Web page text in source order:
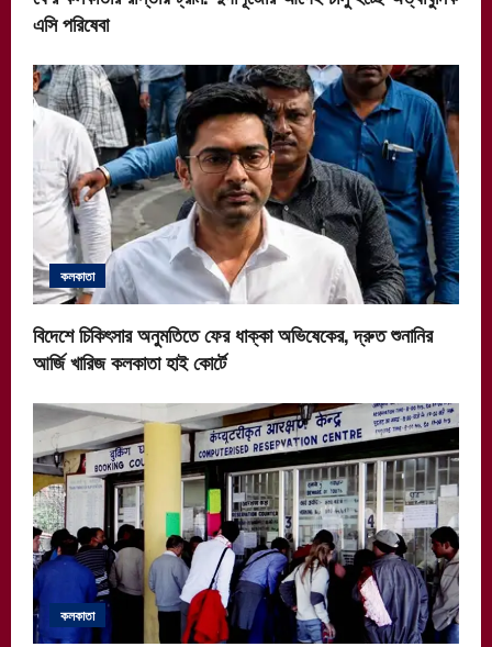
এসি পরিষেবা
কলকাতা
বিদেশে চিকিৎসার অনুমতিতে ফের ধাক্কা অভিষেকের, দ্রুত শুনানির
আর্জি খারিজ কলকাতা হাই কোর্টে
কলকাতা